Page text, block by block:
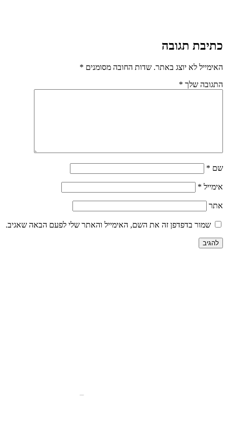
כתיבת תגובה
האימייל לא יוצג באתר. שדות החובה מסומנים *
התגובה שלך *
שם *
אימייל *
אתר
שמור בדפדפן זה את השם, האימייל והאתר שלי לפעם הבאה שאגיב.